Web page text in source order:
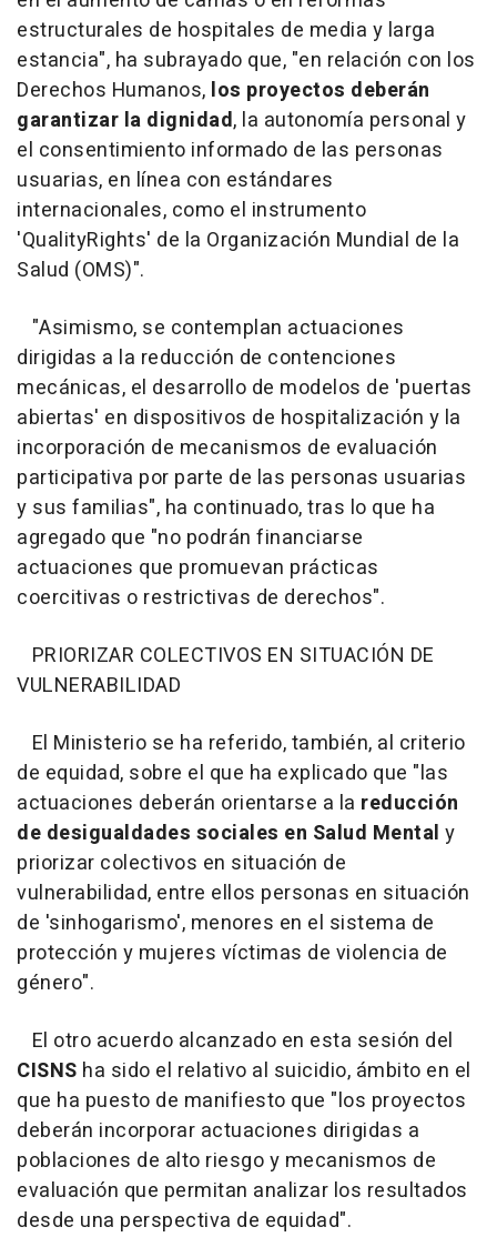
estructurales de hospitales de media y larga
estancia", ha subrayado que, "en relación con los
Derechos Humanos, los proyectos deberán
garantizar la dignidad, la autonomía personal y
el consentimiento informado de las personas
usuarias, en línea con estándares
internacionales, como el instrumento
'QualityRights' de la Organización Mundial de la
Salud (OMS)".
"Asimismo, se contemplan actuaciones
dirigidas a la reducción de contenciones
mecánicas, el desarrollo de modelos de 'puertas
abiertas' en dispositivos de hospitalización y la
incorporación de mecanismos de evaluación
participativa por parte de las personas usuarias
y sus familias", ha continuado, tras lo que ha
agregado que "no podrán financiarse
actuaciones que promuevan prácticas
coercitivas o restrictivas de derechos".
PRIORIZAR COLECTIVOS EN SITUACIÓN DE
VULNERABILIDAD
El Ministerio se ha referido, también, al criterio
de equidad, sobre el que ha explicado que "las
actuaciones deberán orientarse a la reducción
de desigualdades sociales en Salud Mental y
priorizar colectivos en situación de
vulnerabilidad, entre ellos personas en situación
de 'sinhogarismo', menores en el sistema de
protección y mujeres víctimas de violencia de
género".
El otro acuerdo alcanzado en esta sesión del
CISNS ha sido el relativo al suicidio, ámbito en el
que ha puesto de manifiesto que "los proyectos
deberán incorporar actuaciones dirigidas a
poblaciones de alto riesgo y mecanismos de
evaluación que permitan analizar los resultados
desde una perspectiva de equidad".